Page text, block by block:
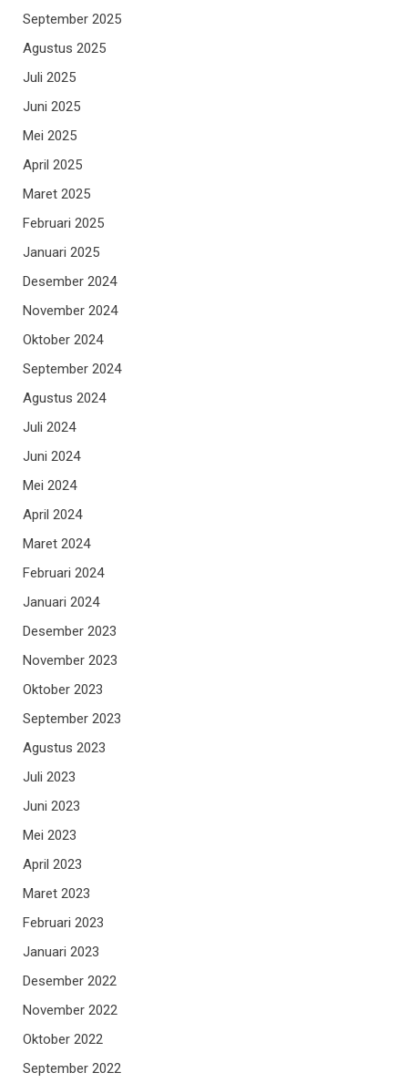
September 2025
Agustus 2025
Juli 2025
Juni 2025
Mei 2025
April 2025
Maret 2025
Februari 2025
Januari 2025
Desember 2024
November 2024
Oktober 2024
September 2024
Agustus 2024
Juli 2024
Juni 2024
Mei 2024
April 2024
Maret 2024
Februari 2024
Januari 2024
Desember 2023
November 2023
Oktober 2023
September 2023
Agustus 2023
Juli 2023
Juni 2023
Mei 2023
April 2023
Maret 2023
Februari 2023
Januari 2023
Desember 2022
November 2022
Oktober 2022
September 2022